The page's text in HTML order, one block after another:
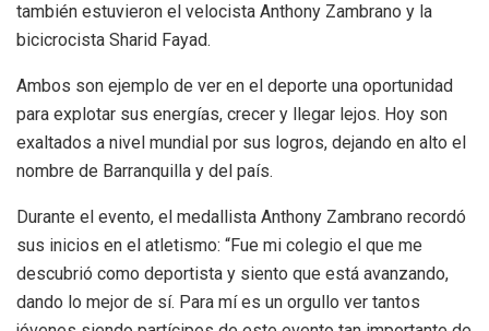
también estuvieron el velocista Anthony Zambrano y la
bicicrocista Sharid Fayad.
Ambos son ejemplo de ver en el deporte una oportunidad
para explotar sus energías, crecer y llegar lejos. Hoy son
exaltados a nivel mundial por sus logros, dejando en alto el
nombre de Barranquilla y del país.
Durante el evento, el medallista Anthony Zambrano recordó
sus inicios en el atletismo: “Fue mi colegio el que me
descubrió como deportista y siento que está avanzando,
dando lo mejor de sí. Para mí es un orgullo ver tantos